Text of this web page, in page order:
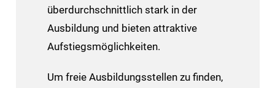
überdurchschnittlich stark in der
Ausbildung und bieten attraktive
Aufstiegsmöglichkeiten.
Um freie Ausbildungsstellen zu finden,